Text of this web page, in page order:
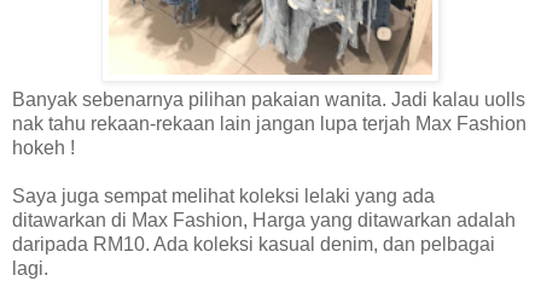
Banyak sebenarnya pilihan pakaian wanita. Jadi kalau uolls
nak tahu rekaan-rekaan lain jangan lupa terjah Max Fashion
hokeh !
Saya juga sempat melihat koleksi lelaki yang ada
ditawarkan di Max Fashion, Harga yang ditawarkan adalah
daripada RM10. Ada koleksi kasual denim, dan pelbagai
lagi.